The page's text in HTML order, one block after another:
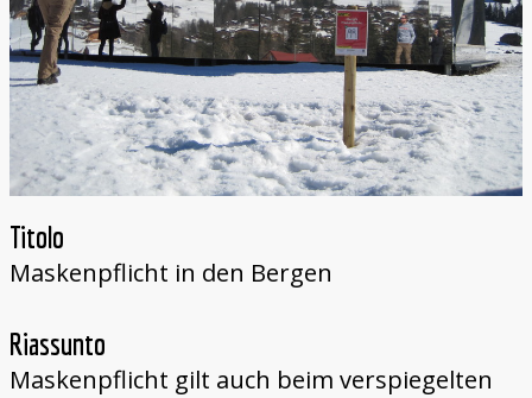
Titolo
Maskenpflicht in den Bergen
Riassunto
Maskenpflicht gilt auch beim verspiegelten